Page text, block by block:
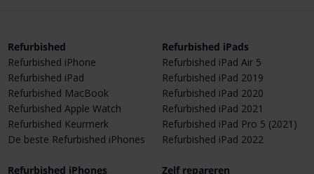
Refurbished
Refurbished iPhone
Refurbished iPad
Refurbished MacBook
Refurbished Apple Watch
Refurbished Keurmerk
De beste Refurbished iPhones
Refurbished iPhones
Refurbished iPads
Refurbished iPad Air 5
Refurbished iPad 2019
Refurbished iPad 2020
Refurbished iPad 2021
Refurbished iPad Pro 5 (2021)
Refurbished iPad 2022
Zelf repareren